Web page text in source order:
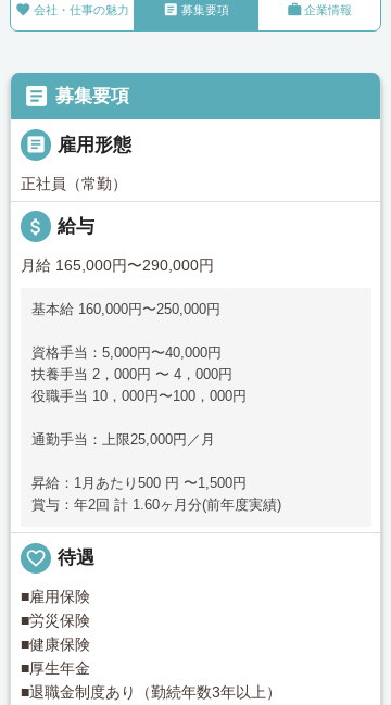
 会社・仕事の魅力  募集要項 企業情報
 募集要項
 雇用形態
正社員（常勤）
attach_money 給与
月給 165,000円〜290,000円
基本給 160,000円〜250,000円
資格手当：5,000円〜40,000円
扶養手当 2，000円 〜 4，000円
役職手当 10，000円〜100，000円
通勤手当：上限25,000円／月
昇給：1月あたり500 円 〜1,500円
賞与：年2回 計 1.60ヶ月分(前年度実績)
favorite_border 待遇
■雇用保険
■労災保険
■健康保険
■厚生年金
■退職金制度あり（勤続年数3年以上）